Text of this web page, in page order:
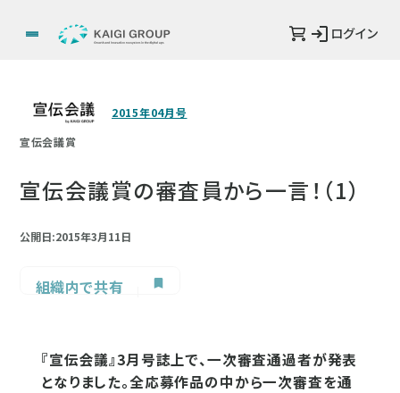
ログイン
2015年04月号
宣伝会議賞
宣伝会議賞の審査員から一言！（1）
公開日:2015年3月11日
組織内で共有
『宣伝会議』3月号誌上で、一次審査通過者が発表
となりました。全応募作品の中から一次審査を通